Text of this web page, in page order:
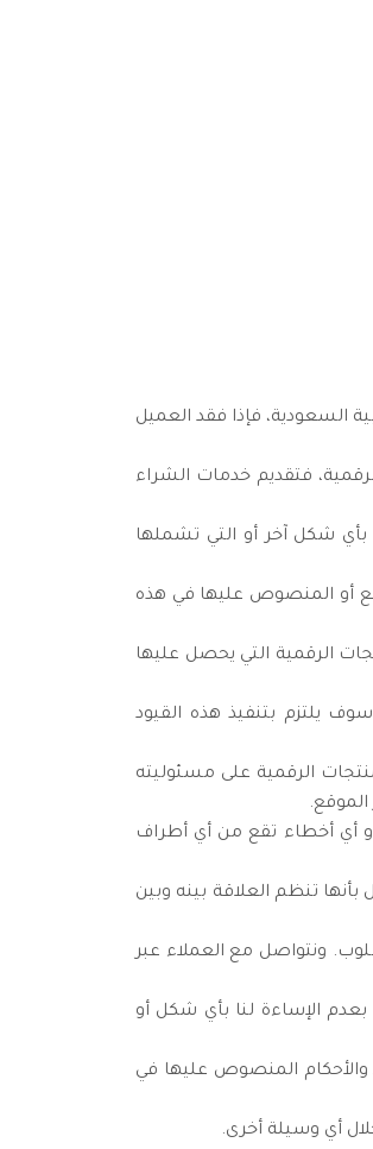
السعودية، فإذا فقد العميل
فتقديم خدمات الشراء
شكل آخر أو التي تشملها
أو المنصوص عليها في هذه
الرقمية التي يحصل عليها
يلتزم بتنفيذ هذه القيود
الرقمية على مسئوليته
أي أخطاء تقع من أي أطراف
تنظم العلاقة بينه وبين
ونتواصل مع العملاء عبر
الإساءة لنا بأي شكل أو
المنصوص عليها في
أي وسيلة أخرى.